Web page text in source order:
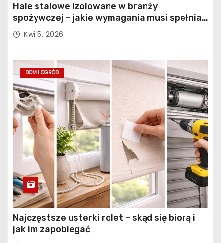
Hale stalowe izolowane w branży
spożywczej – jakie wymagania musi spełniać
konstrukcja obiektu?
Kwi 5, 2026
DOM I OGRÓD
Najczęstsze usterki rolet – skąd się biorą i
jak im zapobiegać